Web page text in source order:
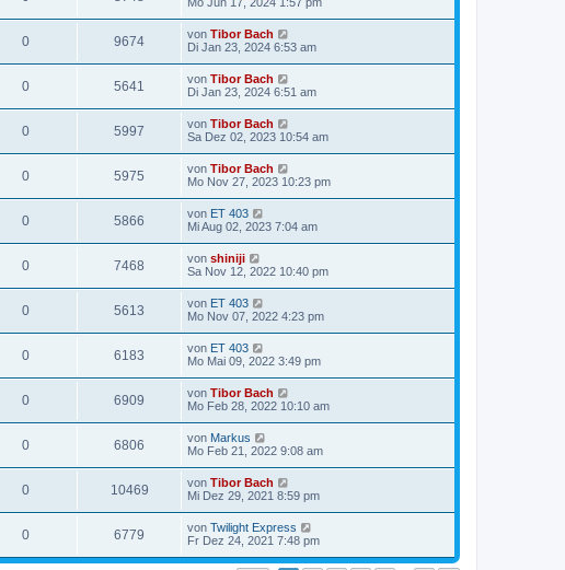
0 9674 von Tibor Bach
Di Jan 23, 2024 6:53 am
0 5641 von Tibor Bach
Di Jan 23, 2024 6:51 am
0 5997 von Tibor Bach
Sa Dez 02, 2023 10:54 am
0 5975 von Tibor Bach
Mo Nov 27, 2023 10:23 pm
0 5866 von ET 403
Mi Aug 02, 2023 7:04 am
0 7468 von shiniji
Sa Nov 12, 2022 10:40 pm
0 5613 von ET 403
Mo Nov 07, 2022 4:23 pm
0 6183 von ET 403
Mo Mai 09, 2022 3:49 pm
0 6909 von Tibor Bach
Mo Feb 28, 2022 10:10 am
0 6806 von Markus
Mo Feb 21, 2022 9:08 am
0 10469 von Tibor Bach
Mi Dez 29, 2021 8:59 pm
0 6779 von Twilight Express
Fr Dez 24, 2021 7:48 pm